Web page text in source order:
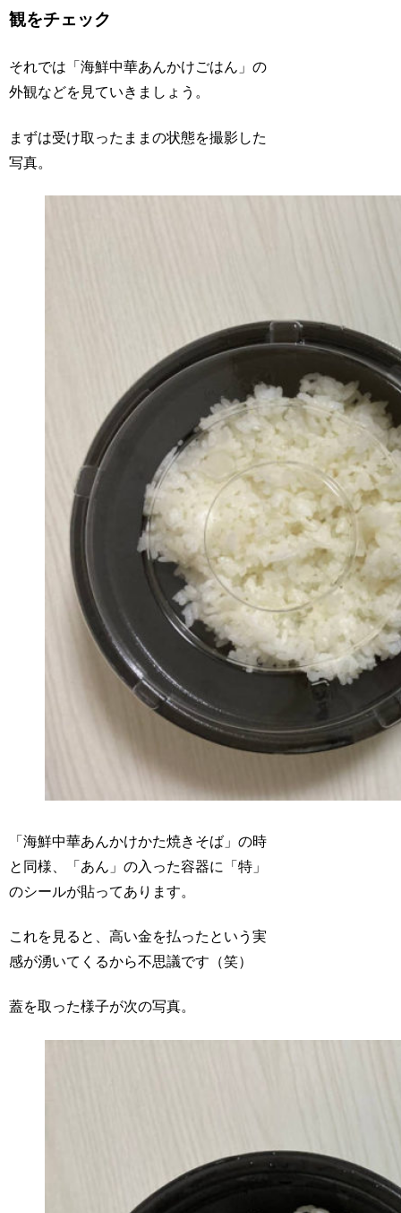
観をチェック
それでは「海鮮中華あんかけごはん」の
外観などを見ていきましょう。
まずは受け取ったままの状態を撮影した
写真。
「海鮮中華あんかけかた焼きそば」の時
と同様、「あん」の入った容器に「特」
のシールが貼ってあります。
これを見ると、高い金を払ったという実
感が湧いてくるから不思議です（笑）
蓋を取った様子が次の写真。